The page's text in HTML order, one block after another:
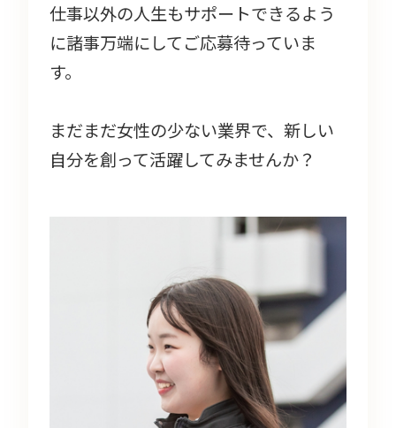
仕事以外の人生もサポートできるよう
に諸事万端にしてご応募待っていま
す。
まだまだ女性の少ない業界で、新しい
自分を創って活躍してみませんか？